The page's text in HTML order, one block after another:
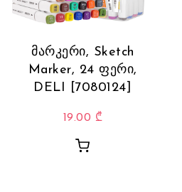
მარკერი, Sketch
Marker, 24 ფერი,
DELI [7080124]
19.00 ₾